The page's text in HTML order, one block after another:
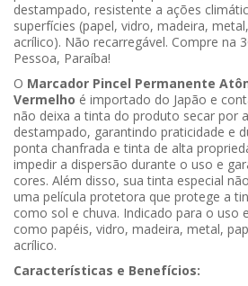
destampado, resistente a ações
superfícies (papel, vidro, madeira,
acrílico). Não recarregável. Compre na
Pessoa, Paraíba!
O Marcador Pincel Permanente
Vermelho é importado do Japão e
não deixa a tinta do produto secar por
destampado, garantindo praticidade e
ponta chanfrada e tinta de alta
impedir a dispersão durante o uso e
cores. Além disso, sua tinta especial
uma película protetora que protege a
como sol e chuva. Indicado para o uso
como papéis, vidro, madeira, metal,
acrílico.
Características e Benefícios: